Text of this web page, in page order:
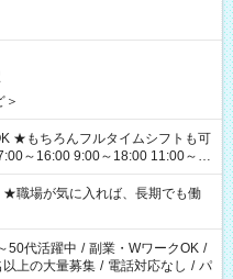
＞
可
～16:00 9:00～18:00 11:00～
ません ※法令に基づき、週20時
対象となります ※労働者派遣法
り、短時間・短期間の就業はご
職場が気に入れば、長期でも働
50代活躍中 / 副業・WワークOK /
以上の大量募集 / 電話対応なし / パ